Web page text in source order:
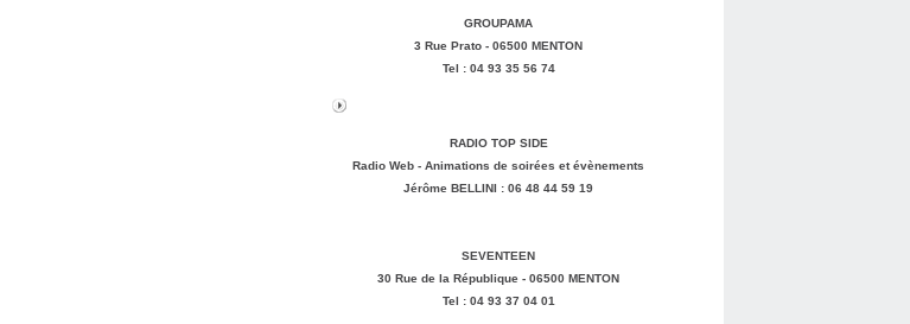
GROUPAMA
3 Rue Prato - 06500 MENTON
Tel : 04 93 35 56 74
RADIO TOP SIDE
Radio Web - Animations de soirées et évènements
Jérôme BELLINI : 06 48 44 59 19
SEVENTEEN
30 Rue de la République - 06500 MENTON
Tel : 04 93 37 04 01